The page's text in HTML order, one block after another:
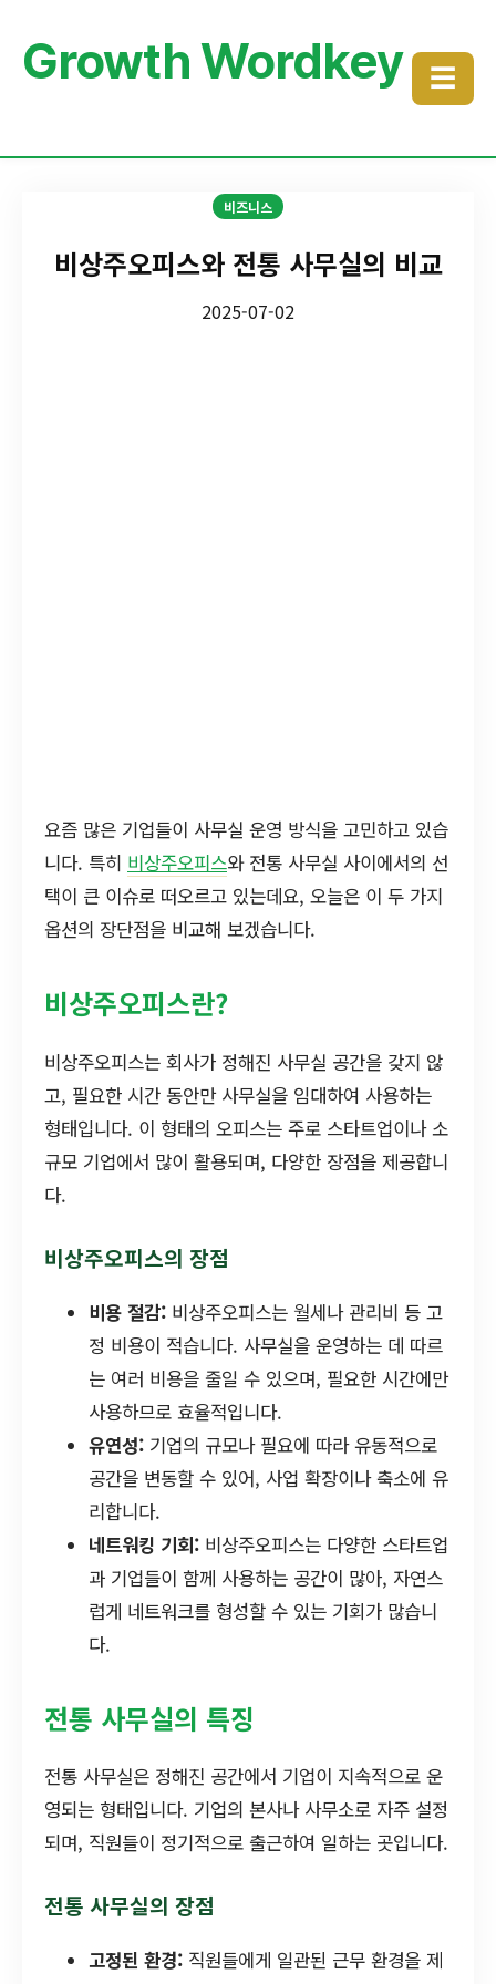
Growth Wordkey ☰
비즈니스
비상주오피스와 전통 사무실의 비교
2025-07-02
요즘 많은 기업들이 사무실 운영 방식을 고민하고 있습
니다. 특히 비상주오피스와 전통 사무실 사이에서의 선
택이 큰 이슈로 떠오르고 있는데요, 오늘은 이 두 가지
옵션의 장단점을 비교해 보겠습니다.
비상주오피스란?
비상주오피스는 회사가 정해진 사무실 공간을 갖지 않
고, 필요한 시간 동안만 사무실을 임대하여 사용하는
형태입니다. 이 형태의 오피스는 주로 스타트업이나 소
규모 기업에서 많이 활용되며, 다양한 장점을 제공합니
다.
비상주오피스의 장점
비용 절감: 비상주오피스는 월세나 관리비 등 고
정 비용이 적습니다. 사무실을 운영하는 데 따르
는 여러 비용을 줄일 수 있으며, 필요한 시간에만
사용하므로 효율적입니다.
유연성: 기업의 규모나 필요에 따라 유동적으로
공간을 변동할 수 있어, 사업 확장이나 축소에 유
리합니다.
네트워킹 기회: 비상주오피스는 다양한 스타트업
과 기업들이 함께 사용하는 공간이 많아, 자연스
럽게 네트워크를 형성할 수 있는 기회가 많습니
다.
전통 사무실의 특징
전통 사무실은 정해진 공간에서 기업이 지속적으로 운
영되는 형태입니다. 기업의 본사나 사무소로 자주 설정
되며, 직원들이 정기적으로 출근하여 일하는 곳입니다.
전통 사무실의 장점
고정된 환경: 직원들에게 일관된 근무 환경을 제